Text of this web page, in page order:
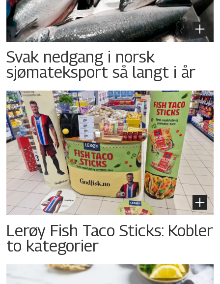
Svak nedgang i norsk
sjømateksport så langt i år
Lerøy Fish Taco Sticks: Kobler
to kategorier